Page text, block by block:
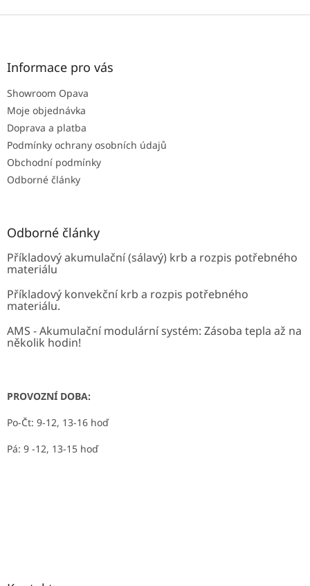
Z
Informace pro vás
Showroom Opava
Moje objednávka
Doprava a platba
Podmínky ochrany osobních údajů
Obchodní podmínky
Odborné články
Odborné články
Příkladový akumulační (sálavý) krb a rozpis potřebného
materiálu
Příkladový konvekční krb a rozpis potřebného
materiálu.
AMS - Akumulační modulární systém: Zásoba tepla až na
několik hodin!
PROVOZNÍ DOBA:
Po-Čt: 9-12, 13-16 hoď
Pá: 9 -12, 13-15 hoď